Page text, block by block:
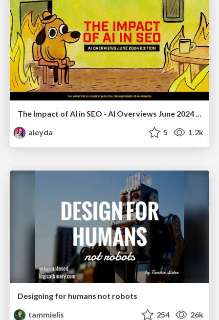
The Impact of AI in SEO - AI Overviews June 2024 Edition
aleyda
5 1.2k
Designing for humans not robots
tammielis
254 26k